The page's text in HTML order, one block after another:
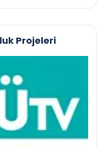
Projeleri